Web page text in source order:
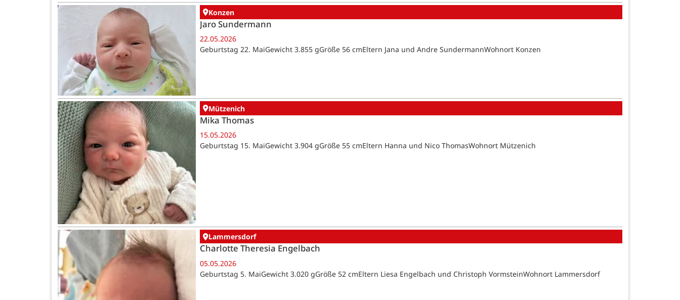
Konzen
Jaro Sundermann
22.05.2026
Geburtstag 22. MaiGewicht 3.855 gGröße 56 cmEltern Jana und Andre SundermannWohnort Konzen
Mützenich
Mika Thomas
15.05.2026
Geburtstag 15. MaiGewicht 3.904 gGröße 55 cmEltern Hanna und Nico ThomasWohnort Mützenich
Lammersdorf
Charlotte Theresia Engelbach
05.05.2026
Geburtstag 5. MaiGewicht 3.020 gGröße 52 cmEltern Liesa Engelbach und Christoph VormsteinWohnort Lammersdorf